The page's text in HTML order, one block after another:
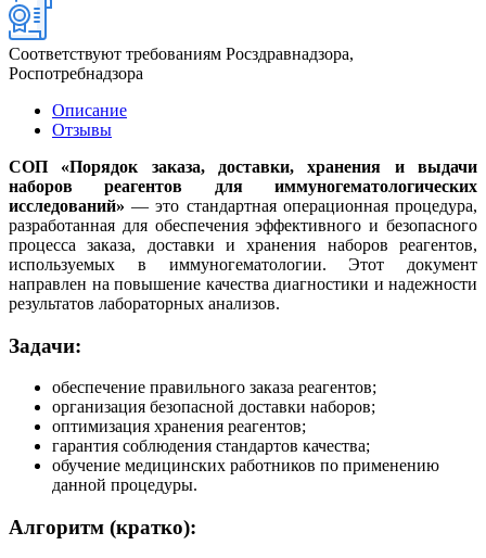
Соответствуют требованиям Росздравнадзора,
Роспотребнадзора
Описание
Отзывы
СОП «Порядок заказа, доставки, хранения и выдачи
наборов реагентов для иммуногематологических
исследований»— это стандартная операционная процедура,
разработанная для обеспечения эффективного и безопасного
процесса заказа, доставки и хранения наборов реагентов,
используемых в иммуногематологии. Этот документ
направлен на повышение качества диагностики и надежности
результатов лабораторных анализов.
Задачи:
обеспечение правильного заказа реагентов;
организация безопасной доставки наборов;
оптимизация хранения реагентов;
гарантия соблюдения стандартов качества;
обучение медицинских работников по применению
данной процедуры.
Алгоритм (кратко):